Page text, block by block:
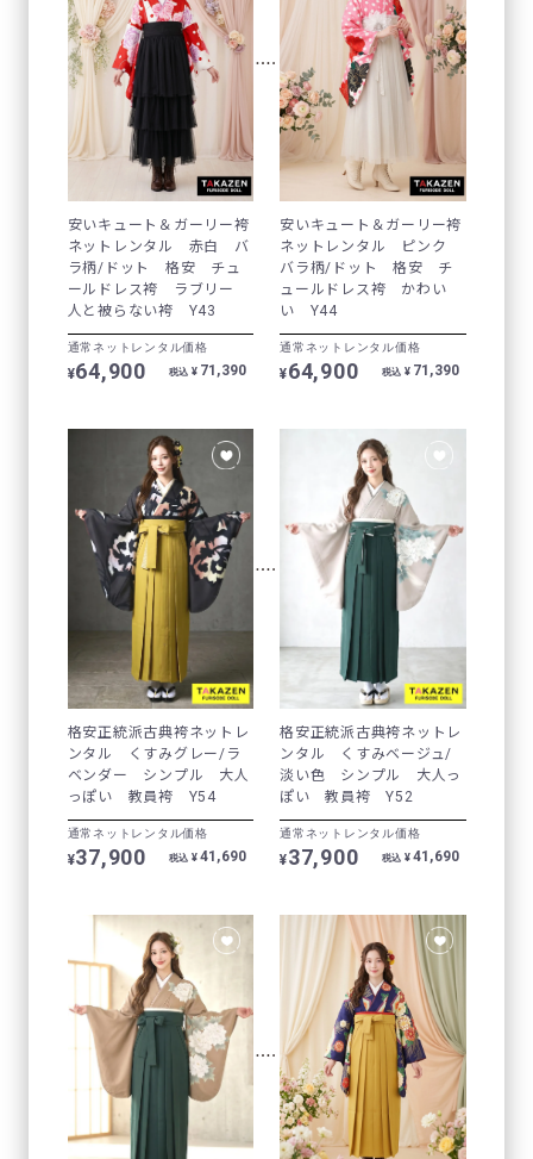
安いキュート＆ガーリー袴
ネットレンタル 赤白 バ
ラ柄/ドット 格安 チュ
ールドレス袴 ラブリー
人と被らない袴 Y43
通常ネットレンタル価格
¥64,900 税込 ¥ 71,390
安いキュート＆ガーリー袴
ネットレンタル ピンク
バラ柄/ドット 格安 チ
ュールドレス袴 かわい
い Y44
通常ネットレンタル価格
¥64,900 税込 ¥ 71,390
格安正統派古典袴ネットレ
ンタル くすみグレー/ラ
ベンダー シンプル 大人
っぽい 教員袴 Y54
通常ネットレンタル価格
¥37,900 税込 ¥ 41,690
格安正統派古典袴ネットレ
ンタル くすみベージュ/
淡い色 シンプル 大人っ
ぽい 教員袴 Y52
通常ネットレンタル価格
¥37,900 税込 ¥41,690